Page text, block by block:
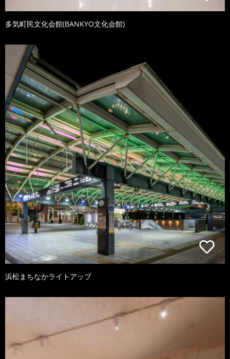
多気町民文化会館(BANKYO文化会館)
浜松まちなかライトアップ